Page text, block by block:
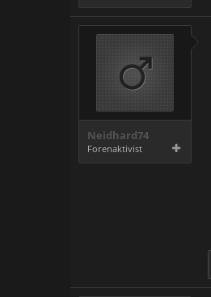
Neidhard74
Forenaktivist